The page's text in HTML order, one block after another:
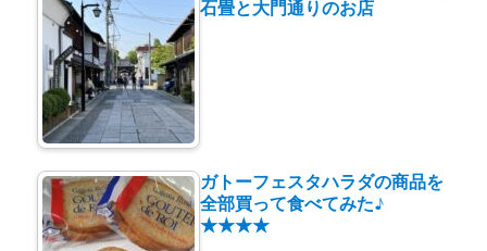
石畳と大門通りのお店
ガトーフェスタハラダの商品を
全部買って食べてみた♪
★★★★